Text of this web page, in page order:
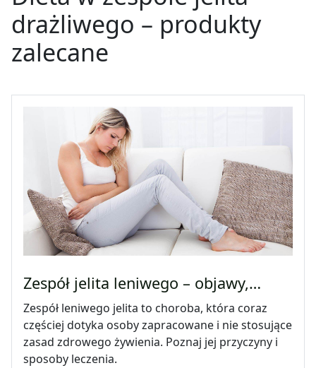
drażliwego – produkty
zalecane
Zespół jelita leniwego – objawy,…
Zespół leniwego jelita to choroba, która coraz
częściej dotyka osoby zapracowane i nie stosujące
zasad zdrowego żywienia. Poznaj jej przyczyny i
sposoby leczenia.